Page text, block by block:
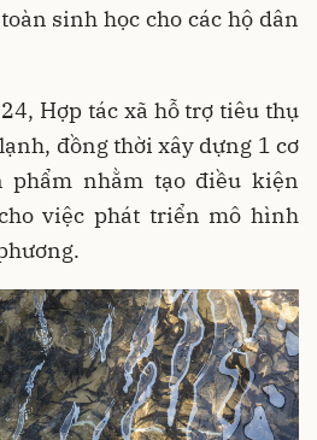
sinh học cho các hộ dân
Hợp tác xã hỗ trợ tiêu thụ
đồng thời xây dựng 1 cơ
phẩm nhằm tạo điều kiện
việc phát triển mô hình